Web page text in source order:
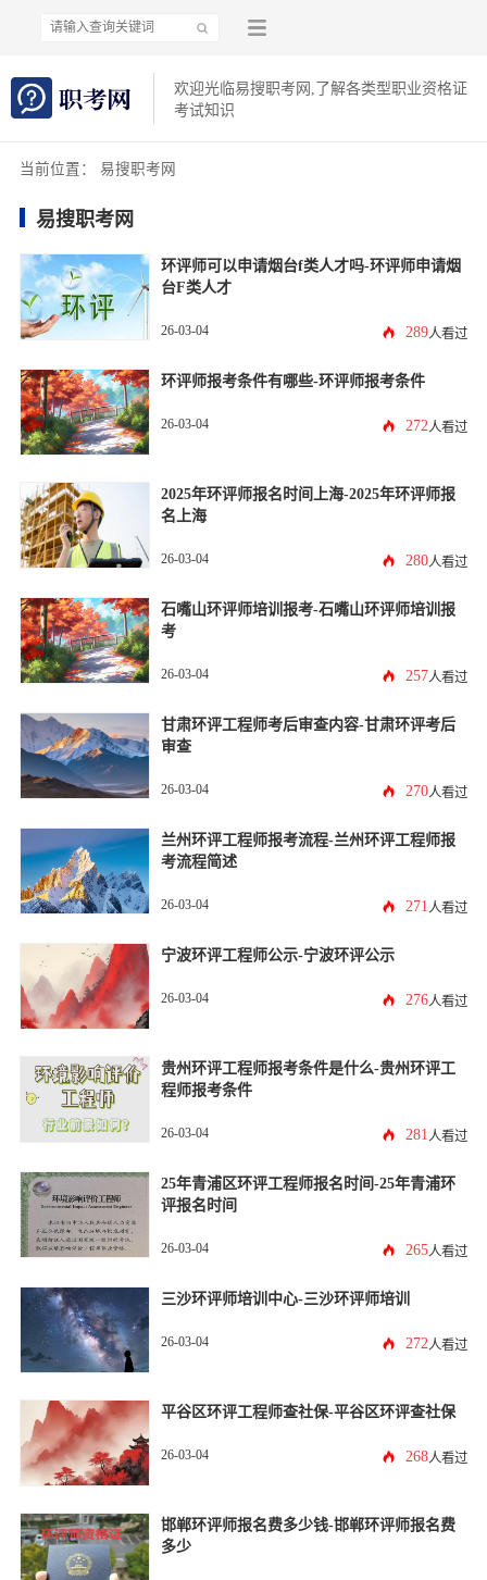
欢迎光临易搜职考网,了解各类型职业资格证
考试知识
当前位置： 易搜职考网
易搜职考网
环评师可以申请烟台f类人才吗-环评师申请烟
台F类人才
26-03-04 289人看过
环评师报考条件有哪些-环评师报考条件
26-03-04 272 人看过
2025年环评师报名时间上海-2025年环评师报
名上海
26-03-04 280人看过
石嘴山环评师培训报考-石嘴山环评师培训报
考
26-03-04 257人看过
甘肃环评工程师考后审查内容-甘肃环评考后
审查
26-03-04 270人看过
兰州环评工程师报考流程-兰州环评工程师报
考流程简述
26-03-04 271 人看过
宁波环评工程师公示-宁波环评公示
26-03-04 276人看过
贵州环评工程师报考条件是什么-贵州环评工
程师报考条件
26-03-04 281 人看过
25年青浦区环评工程师报名时间-25年青浦环
评报名时间
26-03-04 265人看过
三沙环评师培训中心-三沙环评师培训
26-03-04 272 人看过
平谷区环评工程师查社保-平谷区环评查社保
26-03-04 268人看过
邯郸环评师报名费多少钱-邯郸环评师报名费
多少